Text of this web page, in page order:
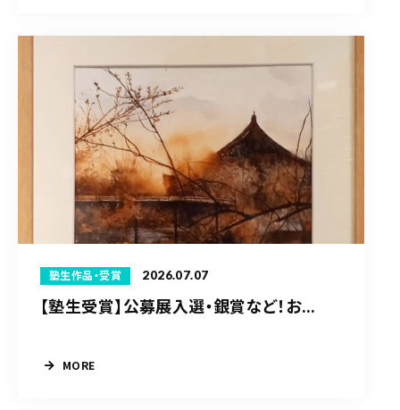
塾生作品・受賞 2026.07.07
【塾生受賞】公募展入選・銀賞など！お...
MORE